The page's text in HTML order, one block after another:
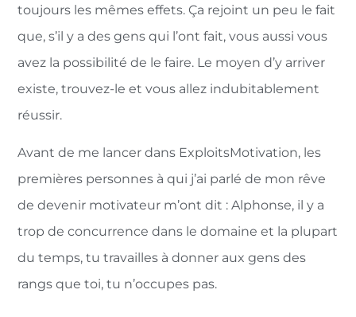
toujours les mêmes effets. Ça rejoint un peu le fait
que, s’il y a des gens qui l’ont fait, vous aussi vous
avez la possibilité de le faire. Le moyen d’y arriver
existe, trouvez-le et vous allez indubitablement
réussir.
Avant de me lancer dans ExploitsMotivation, les
premières personnes à qui j’ai parlé de mon rêve
de devenir motivateur m’ont dit : Alphonse, il y a
trop de concurrence dans le domaine et la plupart
du temps, tu travailles à donner aux gens des
rangs que toi, tu n’occupes pas.